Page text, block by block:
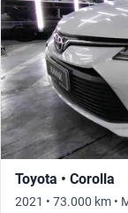
Toyota • Corolla
2021 • 73.000 km •